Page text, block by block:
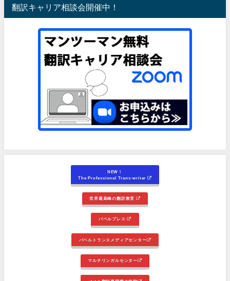
翻訳キャリア相談会開催中！
NEW！
The Professional Trans-writer
世界最高峰の翻訳教育
バベルプレス
バベルトランスメディアセンター
マルチリンガルセンター